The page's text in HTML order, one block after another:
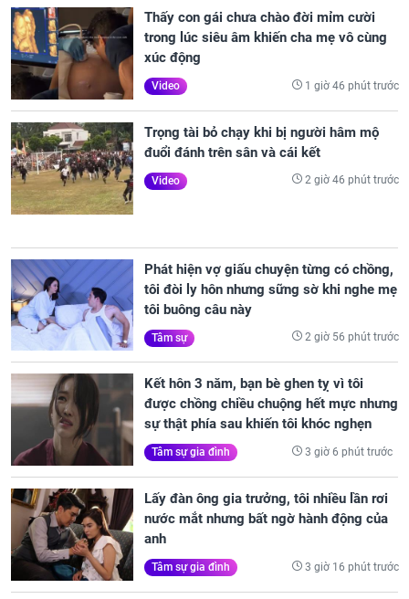
Thấy con gái chưa chào đời mỉm cười
trong lúc siêu âm khiến cha mẹ vô cùng
xúc động
Video 1 giờ 46 phút trước
Trọng tài bỏ chạy khi bị người hâm mộ
đuổi đánh trên sân và cái kết
Video 2 giờ 46 phút trước
Phát hiện vợ giấu chuyện từng có chồng,
tôi đòi ly hôn nhưng sững sờ khi nghe mẹ
tôi buông câu này
Tâm sự 2 giờ 56 phút trước
Kết hôn 3 năm, bạn bè ghen tỵ vì tôi
được chồng chiều chuộng hết mực nhưng
sự thật phía sau khiến tôi khóc nghẹn
Tâm sự gia đình 3 giờ 6 phút trước
Lấy đàn ông gia trưởng, tôi nhiều lần rơi
nước mắt nhưng bất ngờ hành động của
anh
Tâm sự gia đình 3 giờ 16 phút trước